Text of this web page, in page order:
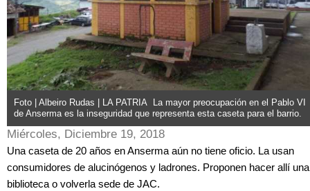
Foto | Albeiro Rudas | LA PATRIA La mayor preocupación en el Pablo VI
de Anserma es la inseguridad que representa esta caseta para el barrio.
Miércoles, Diciembre 19, 2018
Una caseta de 20 años en Anserma aún no tiene oficio. La usan
consumidores de alucinógenos y ladrones. Proponen hacer allí una
biblioteca o volverla sede de JAC.